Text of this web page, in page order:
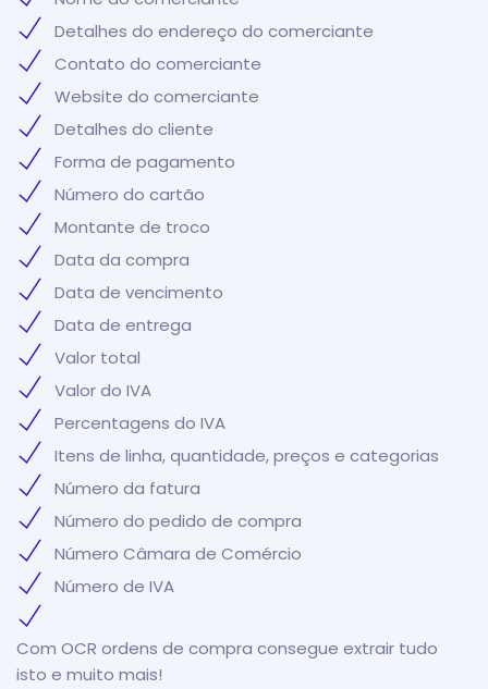
Detalhes do endereço do comerciante
Contato do comerciante
Website do comerciante
Detalhes do cliente
Forma de pagamento
Número do cartão
Montante de troco
Data da compra
Data de vencimento
Data de entrega
Valor total
Valor do IVA
Percentagens do IVA
Itens de linha, quantidade, preços e categorias
Número da fatura
Número do pedido de compra
Número Câmara de Comércio
Número de IVA
Com OCR ordens de compra consegue extrair tudo
isto e muito mais!